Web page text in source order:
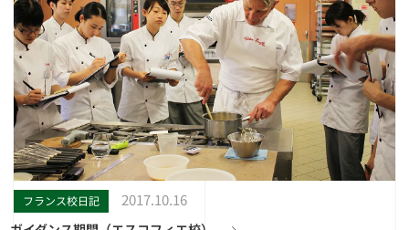
フランス校日記 2017.10.16